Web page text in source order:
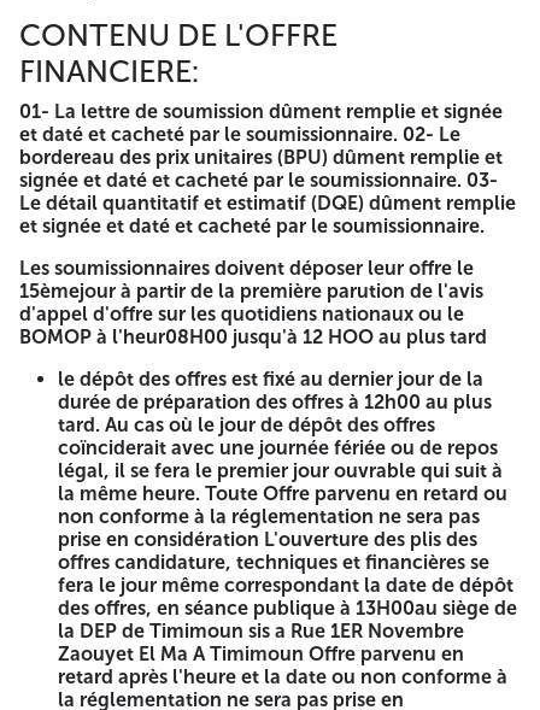
Tout soumissionnaire doit avoir réalisé au moins un
(01) projet dans le domaine batiment d'un Montant
supérieur ou égal à 3 000 000.00 DA durant dix
attestation de bonne exécution délivrées par le maitre
d'ouvrage publics
Les entreprises intéressées, peuvent retirer le cahier des
charges auprès de la direct on des équipements publics
(DEP) de la wilaya de Timimoun sis a Rue 1ER Novembre
soumissionnaires prépareront trois (03) enveloppes, la
première enveloppe L1 est destinée Au Dossier de
candidature. La deuxième enveloppe L2 est destinée à
l'offre technique. La troisième L3 enveloppe est destinée à
l'offre Financière. Chaque offre est insérée dans une
enveloppe fermée et ignorant. Indiquant la référence de
l'entreprise et l'objet de l'appel d'offres ainsi que la
mention « dossier candidature « offre technique »ou «
offre financières » selon le cas Ces enveloppes sont mises
dans une autre enveloppe cachetée et anonyme,
comportant la mention « à ne pas ouvrir par la commission
d'ouverture des plis et d'évaluer des offres appel d'offres
n° /2025 l'objet de l'appel d'offres n° , L'Enveloppe L4 sous
pli ignorant sera adressée à madame la directrice de
Équipements Publics de la wilaya de TIMIMOUN sis a Rue
1ER Novembre Zaouyet El Ma A Timimoun .
LE DOSSIER DE CANDIDATURE:
CONTENU DE L'OFFRE
FINANCIERE:
01- La lettre de soumission dûment remplie et signée
et daté et cacheté par le soumissionnaire. 02- Le
bordereau des prix unitaires (BPU) dûment remplie et
signée et daté et cacheté par le soumissionnaire. 03-
Le détail quantitatif et estimatif (DQE) dûment remplie
et signée et daté et cacheté par le soumissionnaire.
Les soumissionnaires doivent déposer leur offre le
15èmejour à partir de la première parution de l'avis
d'appel d'offre sur les quotidiens nationaux ou le
BOMOP à l'heur08H00 jusqu'à 12 HOO au plus tard
le dépôt des offres est fixé au dernier jour de la
durée de préparation des offres à 12h00 au plus
tard. Au cas où le jour de dépôt des offres
coïnciderait avec une journée fériée ou de repos
légal, il se fera le premier jour ouvrable qui suit à
la même heure. Toute Offre parvenu en retard ou
non conforme à la réglementation ne sera pas
prise en considération L'ouverture des plis des
offres candidature, techniques et financières se
fera le jour même correspondant la date de dépôt
des offres, en séance publique à 13H00au siège de
la DEP de Timimoun sis a Rue 1ER Novembre
Zaouyet El Ma A Timimoun Offre parvenu en
retard après l'heure et la date ou non conforme à
la réglementation ne sera pas prise en